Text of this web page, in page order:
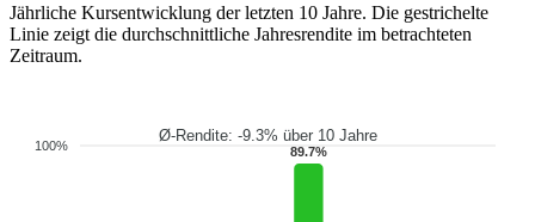
Jährliche Kursentwicklung der letzten 10 Jahre. Die gestrichelte
Linie zeigt die durchschnittliche Jahresrendite im betrachteten
Zeitraum.
Ø-Rendite: -9.3% über 10 Jahre
100% 89.7%